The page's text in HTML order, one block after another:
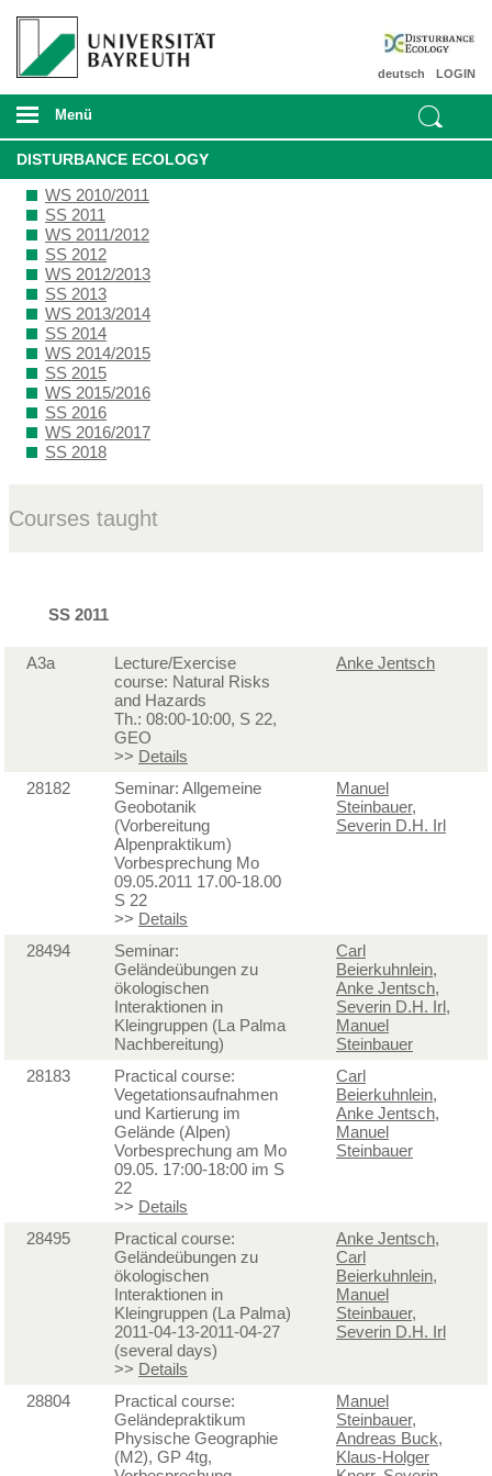
LOGIN
deutsch
Menü
DISTURBANCE ECOLOGY
WS 2010/2011
SS 2011
WS 2011/2012
SS 2012
WS 2012/2013
SS 2013
WS 2013/2014
SS 2014
WS 2014/2015
SS 2015
WS 2015/2016
SS 2016
WS 2016/2017
SS 2018
Courses taught
SS 2011
A3a
Lecture/Exercise
course: Natural Risks
and Hazards
Th.: 08:00-10:00, S 22,
GEO
>> Details
Anke Jentsch
28182
Seminar: Allgemeine
Geobotanik
(Vorbereitung
Alpenpraktikum)
Vorbesprechung Mo
09.05.2011 17.00-18.00
S 22
>> Details
Manuel
Steinbauer,
Severin D.H. Irl
28494
Seminar:
Geländeübungen zu
ökologischen
Interaktionen in
Kleingruppen (La Palma
Nachbereitung)
Carl
Beierkuhnlein,
Anke Jentsch,
Severin D.H. Irl,
Manuel
Steinbauer
28183
Practical course:
Vegetationsaufnahmen
und Kartierung im
Gelände (Alpen)
Vorbesprechung am Mo
09.05. 17:00-18:00 im S
22
>> Details
Carl
Beierkuhnlein,
Anke Jentsch,
Manuel
Steinbauer
28495
Practical course:
Geländeübungen zu
ökologischen
Interaktionen in
Kleingruppen (La Palma)
2011-04-13-2011-04-27
(several days)
>> Details
Anke Jentsch,
Carl
Beierkuhnlein,
Manuel
Steinbauer,
Severin D.H. Irl
28804
Practical course:
Geländepraktikum
Physische Geographie
(M2), GP 4tg,
Manuel
Steinbauer,
Andreas Buck,
Klaus-Holger